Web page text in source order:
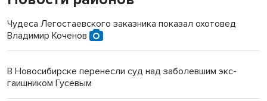
Чудеса Легостаевского заказника показал охотовед
Владимир Коченов
В Новосибирске перенесли суд над заболевшим экс-
гаишником Гусевым